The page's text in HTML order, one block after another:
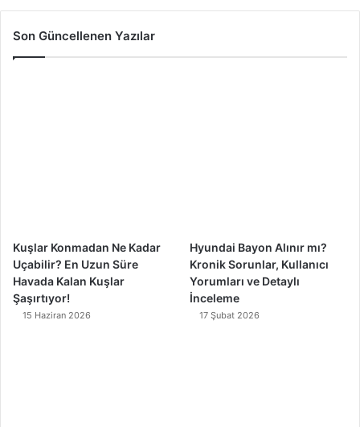
c
Son Güncellenen Yazılar
Kuşlar Konmadan Ne Kadar
Uçabilir? En Uzun Süre
Havada Kalan Kuşlar
Şaşırtıyor!
15 Haziran 2026
Hyundai Bayon Alınır mı?
Kronik Sorunlar, Kullanıcı
Yorumları ve Detaylı
İnceleme
17 Şubat 2026